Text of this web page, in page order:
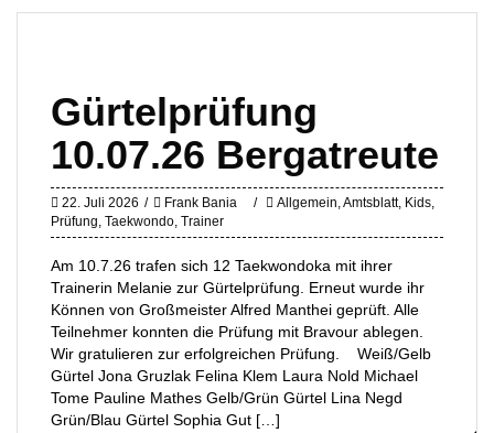
Gürtelprüfung
10.07.26 Bergatreute
22. Juli 2026 Frank Bania Allgemein,Amtsblatt, Kids,
Prüfung, Taekwondo, Trainer
Am 10.7.26 trafen sich 12 Taekwondoka mit ihrer
Trainerin Melanie zur Gürtelprüfung. Erneut wurde ihr
Können von Großmeister Alfred Manthei geprüft. Alle
Teilnehmer konnten die Prüfung mit Bravour ablegen.
Wir gratulieren zur erfolgreichen Prüfung. Weiß/Gelb
Gürtel Jona Gruzlak Felina Klem Laura Nold Michael
Tome Pauline Mathes Gelb/Grün Gürtel Lina Negd
Grün/Blau Gürtel Sophia Gut […]